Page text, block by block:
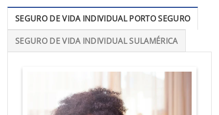
SEGURO DE VIDA INDIVIDUAL PORTO SEGURO
SEGURO DE VIDA INDIVIDUAL SULAMÉRICA